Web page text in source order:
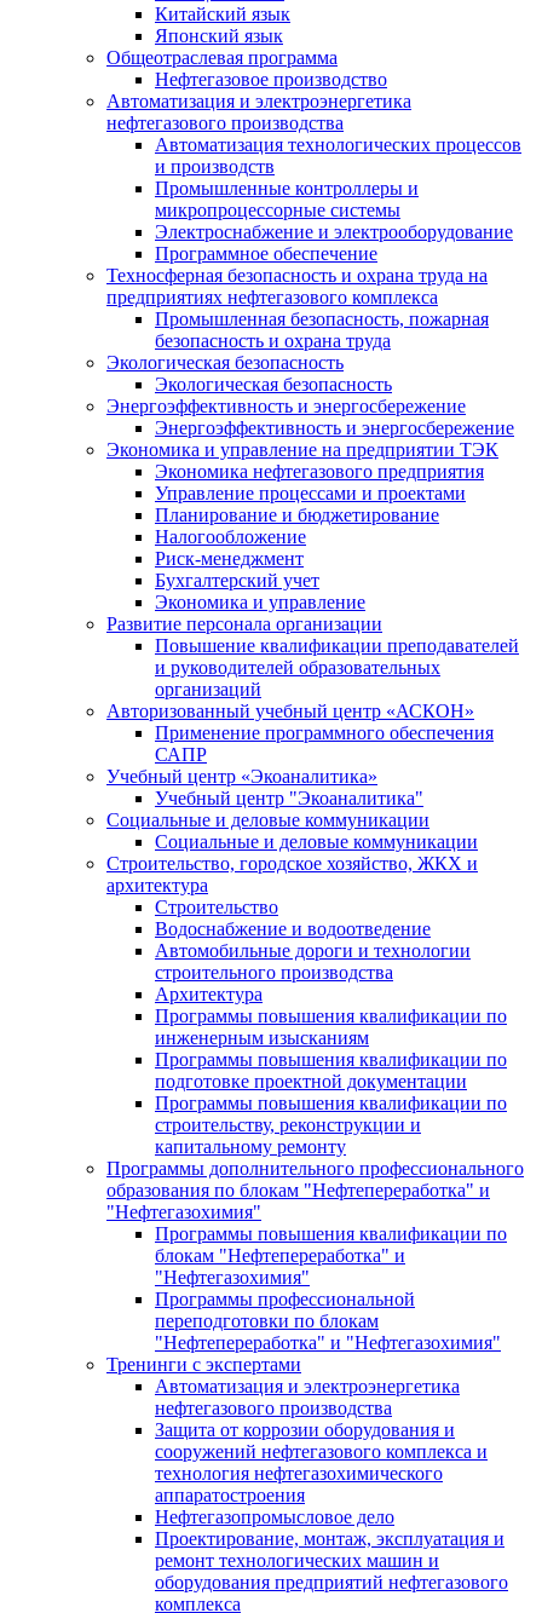
Китайский язык
Японский язык
Общеотраслевая программа
Нефтегазовое производство
Автоматизация и электроэнергетика
нефтегазового производства
Автоматизация технологических процессов
и производств
Промышленные контроллеры и
микропроцессорные системы
Электроснабжение и электрооборудование
Программное обеспечение
Техносферная безопасность и охрана труда на
предприятиях нефтегазового комплекса
Промышленная безопасность, пожарная
безопасность и охрана труда
Экологическая безопасность
Экологическая безопасность
Энергоэффективность и энергосбережение
Энергоэффективность и энергосбережение
Экономика и управление на предприятии ТЭК
Экономика нефтегазового предприятия
Управление процессами и проектами
Планирование и бюджетирование
Налогообложение
Риск-менеджмент
Бухгалтерский учет
Экономика и управление
Развитие персонала организации
Повышение квалификации преподавателей
и руководителей образовательных
организаций
Авторизованный учебный центр «АСКОН»
Применение программного обеспечения
САПР
Учебный центр «Экоаналитика»
Учебный центр "Экоаналитика"
Социальные и деловые коммуникации
Социальные и деловые коммуникации
Строительство, городское хозяйство, ЖКХ и
архитектура
Строительство
Водоснабжение и водоотведение
Автомобильные дороги и технологии
строительного производства
Архитектура
Программы повышения квалификации по
инженерным изысканиям
Программы повышения квалификации по
подготовке проектной документации
Программы повышения квалификации по
строительству, реконструкции и
капитальному ремонту
Программы дополнительного профессионального
образования по блокам "Нефтепереработка" и
"Нефтегазохимия"
Программы повышения квалификации по
блокам "Нефтепереработка" и
"Нефтегазохимия"
Программы профессиональной
переподготовки по блокам
"Нефтепереработка" и "Нефтегазохимия"
Тренинги с экспертами
Автоматизация и электроэнергетика
нефтегазового производства
Защита от коррозии оборудования и
сооружений нефтегазового комплекса и
технология нефтегазохимического
аппаратостроения
Нефтегазопромысловое дело
Проектирование, монтаж, эксплуатация и
ремонт технологических машин и
оборудования предприятий нефтегазового
комплекса